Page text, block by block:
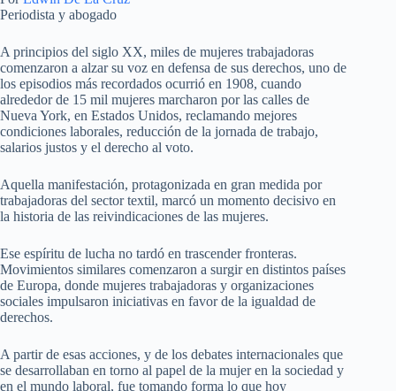
Periodista y abogado
A principios del siglo XX, miles de mujeres trabajadoras
comenzaron a alzar su voz en defensa de sus derechos, uno de
los episodios más recordados ocurrió en 1908, cuando
alrededor de 15 mil mujeres marcharon por las calles de
Nueva York, en Estados Unidos, reclamando mejores
condiciones laborales, reducción de la jornada de trabajo,
salarios justos y el derecho al voto.
Aquella manifestación, protagonizada en gran medida por
trabajadoras del sector textil, marcó un momento decisivo en
la historia de las reivindicaciones de las mujeres.
Ese espíritu de lucha no tardó en trascender fronteras.
Movimientos similares comenzaron a surgir en distintos países
de Europa, donde mujeres trabajadoras y organizaciones
sociales impulsaron iniciativas en favor de la igualdad de
derechos.
A partir de esas acciones, y de los debates internacionales que
se desarrollaban en torno al papel de la mujer en la sociedad y
en el mundo laboral, fue tomando forma lo que hoy